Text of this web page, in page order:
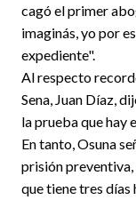
cagó el primer
imaginás, yo por
expediente".
Al respecto
Sena, Juan Díaz,
la prueba que hay
En tanto, Osuna
prisión
que tiene tres días